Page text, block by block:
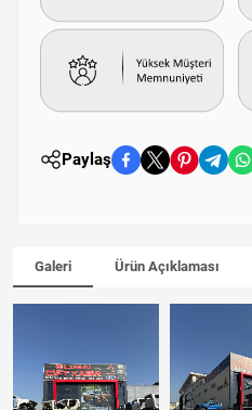
Paylaş
Galeri Ürün Açıklaması